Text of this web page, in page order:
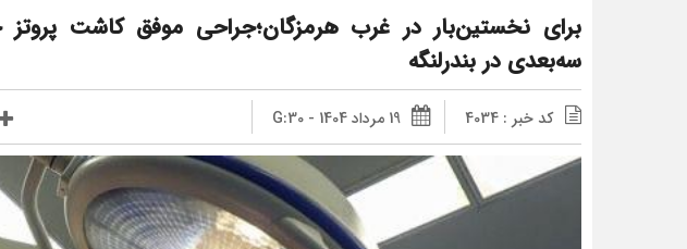
برای نخستین‌بار در غرب هرمزگان؛جراحی موفق کاشت
سه‌بعدی در بندرلنگه
کد خبر : 4034 19 مرداد 1404 - G:30